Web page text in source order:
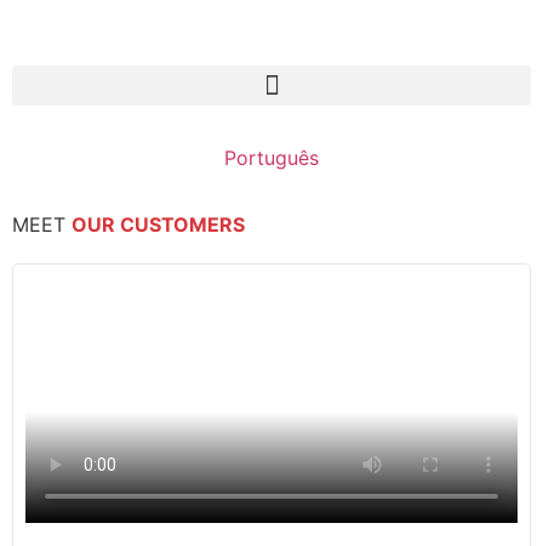
Português
MEET OUR CUSTOMERS